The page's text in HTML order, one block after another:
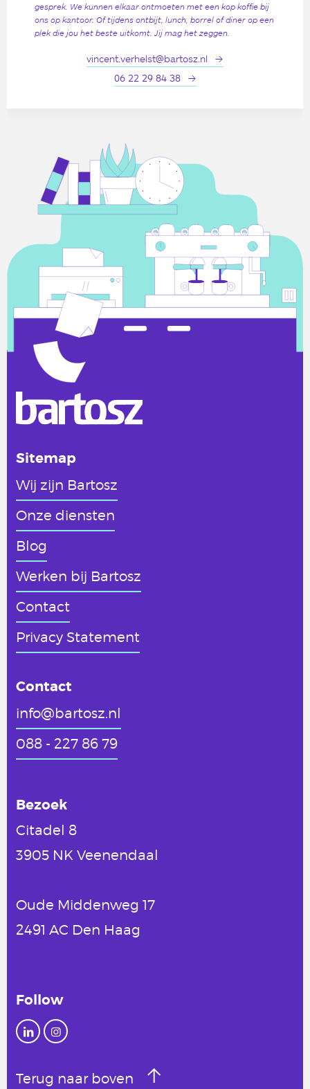
gesprek. We kunnen elkaar ontmoeten met een kop koffie bij
ons op kantoor. Of tijdens ontbijt, lunch, borrel of diner op een
plek die jou het beste uitkomt. Jij mag het zeggen.
vincent.verhelst@bartosz.nl
06 22 29 84 38
Sitemap
Wij zijn Bartosz
Onze diensten
Blog
Werken bij Bartosz
Contact
Privacy Statement
Contact
info@bartosz.nl
088 - 227 86 79
Bezoek
Citadel 8
3905 NK Veenendaal
Oude Middenweg 17
2491 AC Den Haag
Follow
Terug naar boven